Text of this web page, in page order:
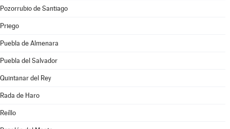
Pozorrubio de Santiago
Priego
Puebla de Almenara
Puebla del Salvador
Quintanar del Rey
Rada de Haro
Reíllo